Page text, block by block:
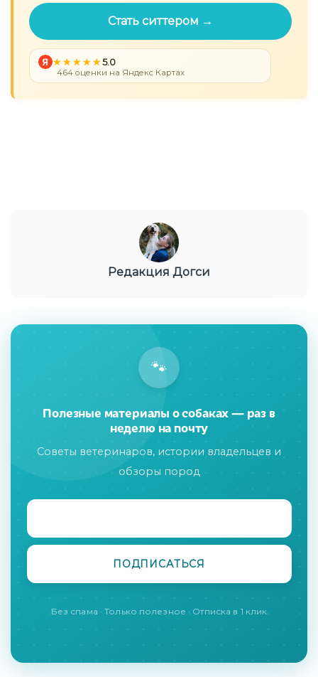
Стать ситтером →
Я 5.0
464 оценки на Яндекс Картах
Редакция Догси
🐾
Полезные материалы о собаках — раз в
неделю на почту
Советы ветеринаров, истории владельцев и
обзоры пород
Без спама · Только полезное · Отписка в 1 клик